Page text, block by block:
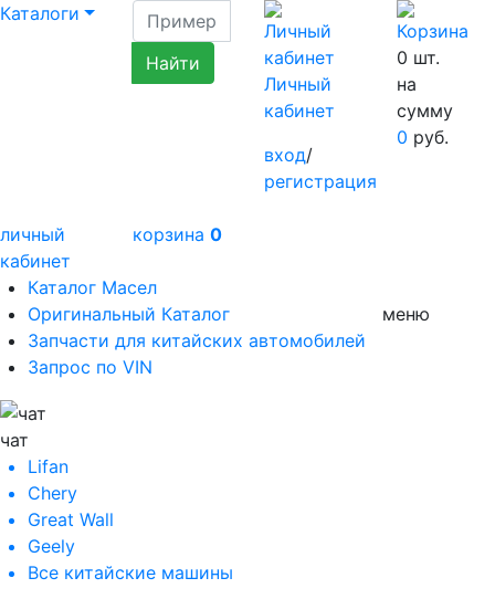
Каталоги
Личный
кабинет
вход/
регистрация
0 шт.
на
сумму
0 руб.
личный
кабинет
корзина 0
Каталог Масел
Оригинальный Каталог
Запчасти для китайских автомобилей
Запрос по VIN
меню
чат
Lifan
Chery
Great Wall
Geely
Все китайские машины